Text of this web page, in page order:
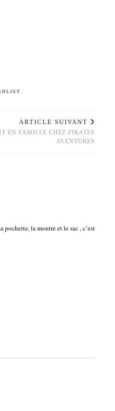
ARTICLE SUIVANT
EN FAMILLE CHEZ PIRATES
AVENTURES
pochette, la montre et le sac , c’est